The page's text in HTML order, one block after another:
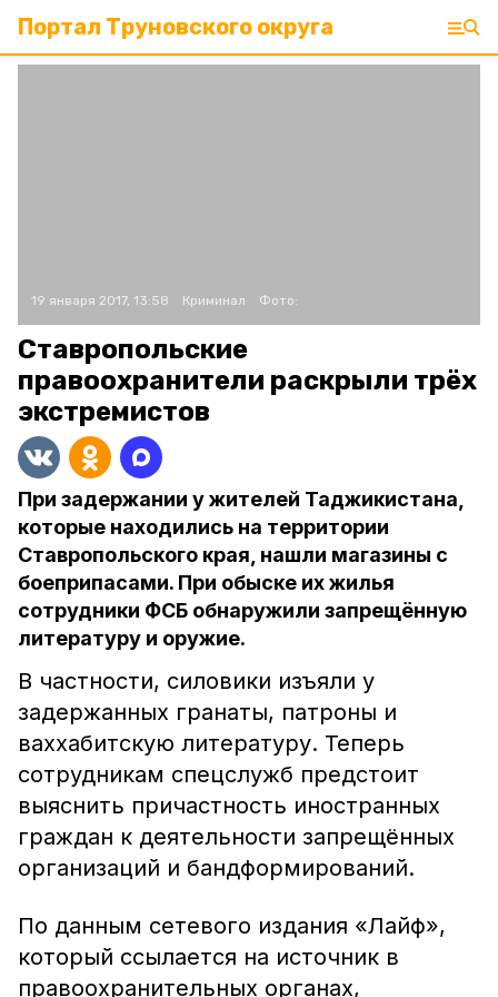
Портал Труновского округа
19 января 2017, 13:58 Криминал Фото:
Ставропольские
правоохранители раскрыли трёх
экстремистов
При задержании у жителей Таджикистана,
которые находились на территории
Ставропольского края, нашли магазины с
боеприпасами. При обыске их жилья
сотрудники ФСБ обнаружили запрещённую
литературу и оружие.
В частности, силовики изъяли у
задержанных гранаты, патроны и
ваххабитскую литературу. Теперь
сотрудникам спецслужб предстоит
выяснить причастность иностранных
граждан к деятельности запрещённых
организаций и бандформирований.
По данным сетевого издания «Лайф»,
который ссылается на источник в
правоохранительных органах,